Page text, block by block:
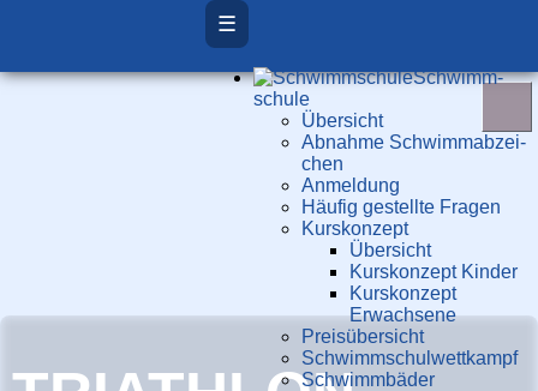
☰
Schwimm­
schule
Übersicht
Ab­nah­me Schwimm­ab­zei­
chen
Anmeldung
Häufig gestellte Fragen
Kurs­konzept
Übersicht
Kurskonzept Kinder
Kurskonzept
Erwachsene
Preis­über­sicht
Schwimm­schul­wett­kampf
Schwimm­bäder